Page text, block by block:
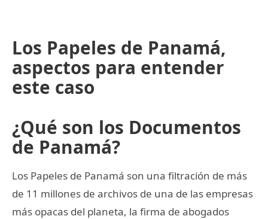
Los Papeles de Panamá,
aspectos para entender
este caso
¿Qué son los Documentos
de Panamá?
Los Papeles de Panamá son una filtración de más
de 11 millones de archivos de una de las empresas
más opacas del planeta, la firma de abogados